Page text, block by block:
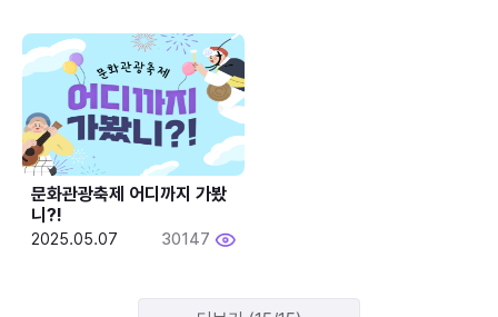
문화관광축제 어디까지 가봤
니?!
2025.05.07 30147